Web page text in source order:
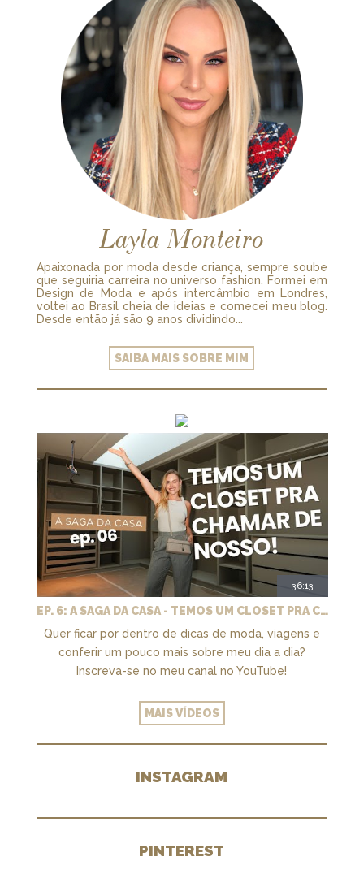
Layla Monteiro
Apaixonada por moda desde criança, sempre soube
que seguiria carreira no universo fashion. Formei em
Design de Moda e após intercâmbio em Londres,
voltei ao Brasil cheia de ideias e comecei meu blog.
Desde então já são 9 anos dividindo...
SAIBA MAIS SOBRE MIM
36:13
EP. 6: A SAGA DA CASA - TEMOS UM CLOSET PRA CHAMAR DE NOSSO + MARCENARIA E PAISAGISMO
Quer ficar por dentro de dicas de moda, viagens e
conferir um pouco mais sobre meu dia a dia?
Inscreva-se no meu canal no YouTube!
MAIS VÍDEOS
INSTAGRAM
PINTEREST